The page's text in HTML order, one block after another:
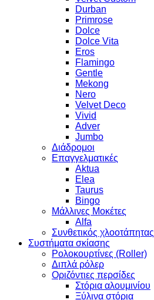
Durban
Primrose
Dolce
Dolce Vita
Eros
Flamingo
Gentle
Mekong
Nero
Velvet Deco
Vivid
Adver
Jumbo
Διάδρομοι
Επαγγελματικές
Aktua
Elea
Taurus
Bingo
Μάλλινες Μοκέτες
Alfa
Συνθετικός χλοοτάπητας
Συστήματα σκίασης
Ρολοκουρτίνες (Roller)
Διπλά ρόλερ
Οριζόντιες περσίδες
Στόρια αλουμινίου
Ξύλινα στόρια